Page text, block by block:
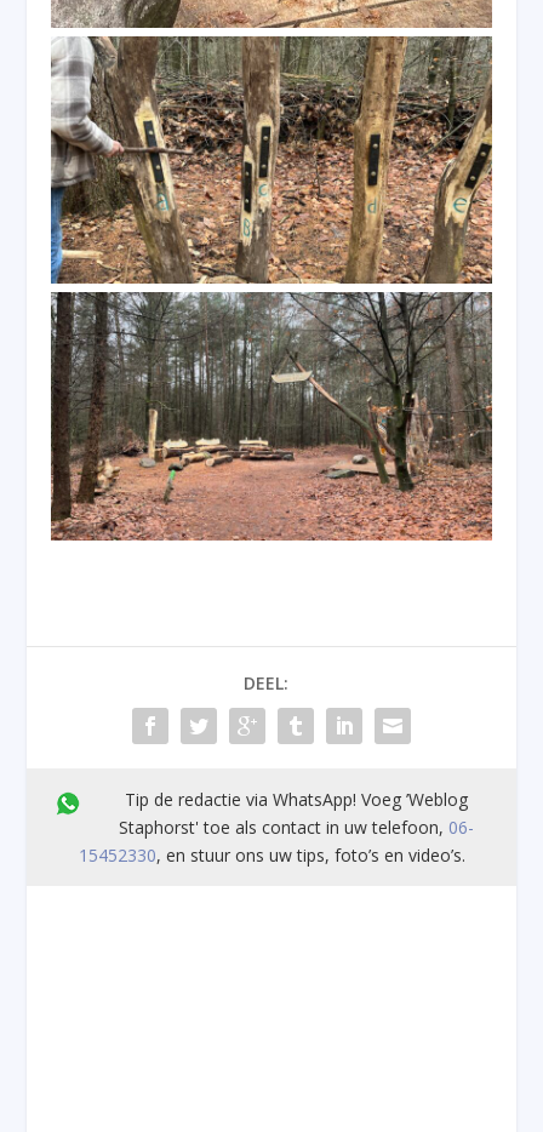
DEEL:
Tip de redactie via WhatsApp! Voeg ’Weblog
Staphorst' toe als contact in uw telefoon, 06-
15452330, en stuur ons uw tips, foto’s en video’s.